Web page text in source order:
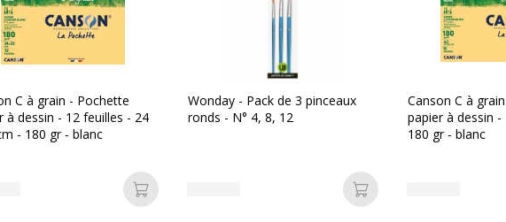
C à grain - Pochette
à dessin - 12 feuilles - 24
- 180 gr - blanc
Ajouter au panier
Wonday - Pack de 3 pinceaux
ronds - N° 4, 8, 12
Ajouter au panier
Canson C à
papier à dessin
180 gr - blanc